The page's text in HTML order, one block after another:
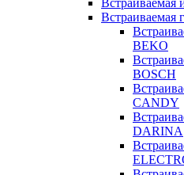
Встраиваемая
Встраиваемая
BEKO
BOSCH
CANDY
DARINA